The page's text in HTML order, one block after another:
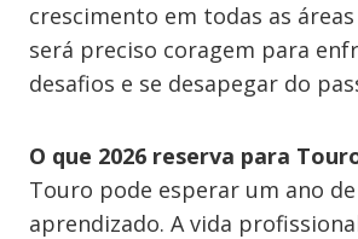
crescimento em todas as
será preciso coragem para
desafios e se desapegar do
O que 2026 reserva para
Touro pode esperar um ano
aprendizado. A vida